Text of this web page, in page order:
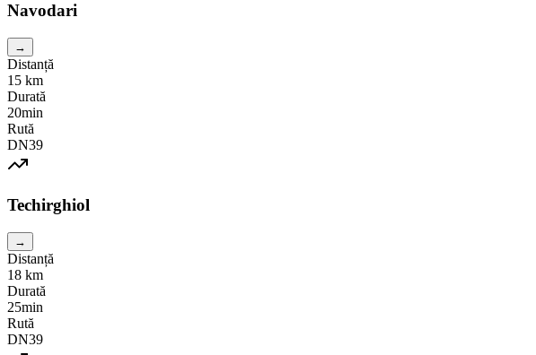
Navodari
→
Distanță
15 km
Durată
20min
Rută
DN39
Techirghiol
→
Distanță
18 km
Durată
25min
Rută
DN39